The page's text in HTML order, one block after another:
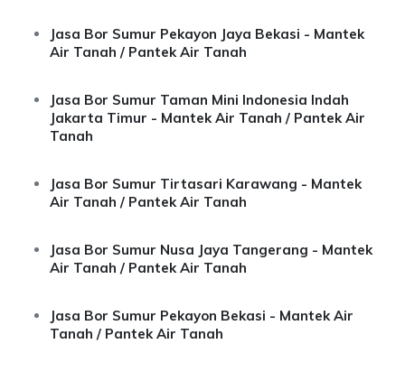
Jasa Bor Sumur Pekayon Jaya Bekasi - Mantek
Air Tanah / Pantek Air Tanah
Jasa Bor Sumur Taman Mini Indonesia Indah
Jakarta Timur - Mantek Air Tanah / Pantek Air
Tanah
Jasa Bor Sumur Tirtasari Karawang - Mantek
Air Tanah / Pantek Air Tanah
Jasa Bor Sumur Nusa Jaya Tangerang - Mantek
Air Tanah / Pantek Air Tanah
Jasa Bor Sumur Pekayon Bekasi - Mantek Air
Tanah / Pantek Air Tanah